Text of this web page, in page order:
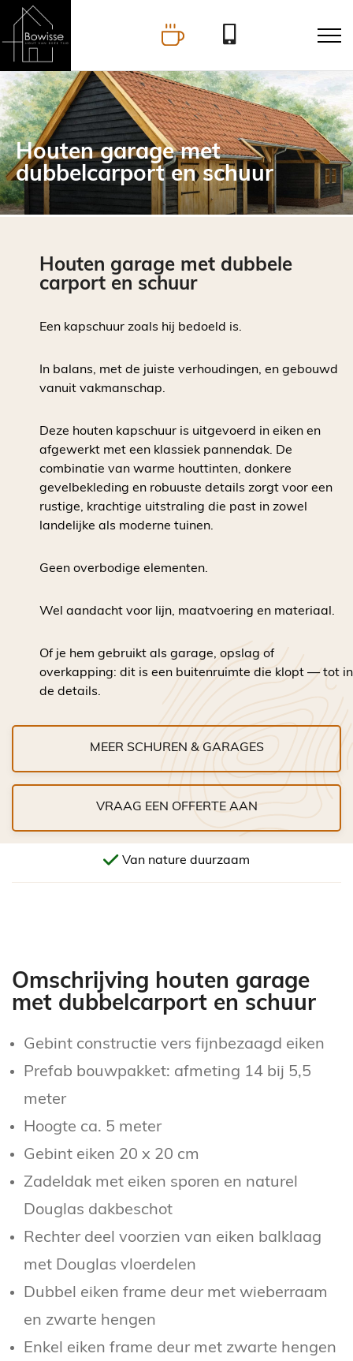
Houten garage met
dubbelcarport en schuur
Houten garage met dubbele
carport en schuur
Een kapschuur zoals hij bedoeld is.
In balans, met de juiste verhoudingen, en gebouwd
vanuit vakmanschap.
Deze houten kapschuur is uitgevoerd in eiken en
afgewerkt met een klassiek pannendak. De
combinatie van warme houttinten, donkere
gevelbekleding en robuuste details zorgt voor een
rustige, krachtige uitstraling die past in zowel
landelijke als moderne tuinen.
Geen overbodige elementen.
Wel aandacht voor lijn, maatvoering en materiaal.
Of je hem gebruikt als garage, opslag of
overkapping: dit is een buitenruimte die klopt — tot in
de details.
MEER SCHUREN & GARAGES
VRAAG EEN OFFERTE AAN
Van nature duurzaam
Omschrijving houten garage
met dubbelcarport en schuur
Gebint constructie vers fijnbezaagd eiken
Prefab bouwpakket: afmeting 14 bij 5,5
meter
Hoogte ca. 5 meter
Gebint eiken 20 x 20 cm
Zadeldak met eiken sporen en naturel
Douglas dakbeschot
Rechter deel voorzien van eiken balklaag
met Douglas vloerdelen
Dubbel eiken frame deur met wieberraam
en zwarte hengen
Enkel eiken frame deur met zwarte hengen